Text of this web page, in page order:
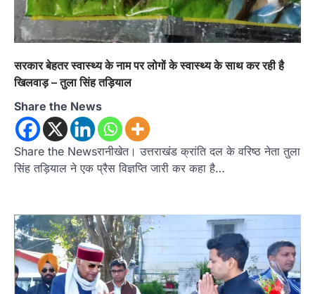
सरकार बेहतर स्वास्थ्य के नाम पर लोगों के स्वास्थ्य के साथ कर रही है
खिलवाड़ – तुला सिंह तड़ियाल
Share the News
Share the Newsरानीखेत। उत्तराखंड क्रांति दल के वरिष्ठ नेता तुला
सिंह तड़ियाल ने एक प्रैस विज्ञप्ति जारी कर कहा है…